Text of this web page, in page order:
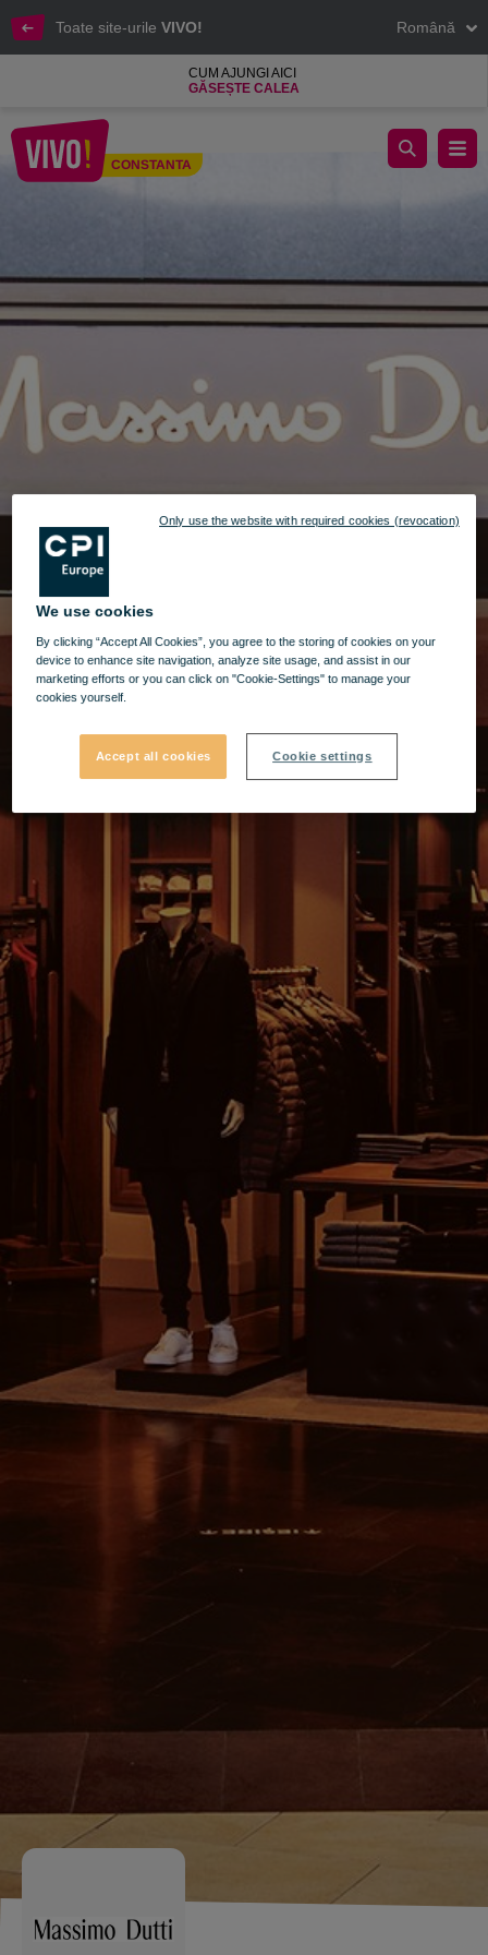
Toate site-urile VIVO! Română
CUM AJUNGI AICI
GĂSEȘTE CALEA
CONSTANTA
Massimo Dutti
We use cookies
By clicking “Accept All Cookies”, you agree to the storing of cookies on your
device to enhance site navigation, analyze site usage, and assist in our
marketing efforts or you can click on "Cookie-Settings" to manage your
cookies yourself.
Accept all cookies Cookie settings
Only use the website with required cookies (revocation)